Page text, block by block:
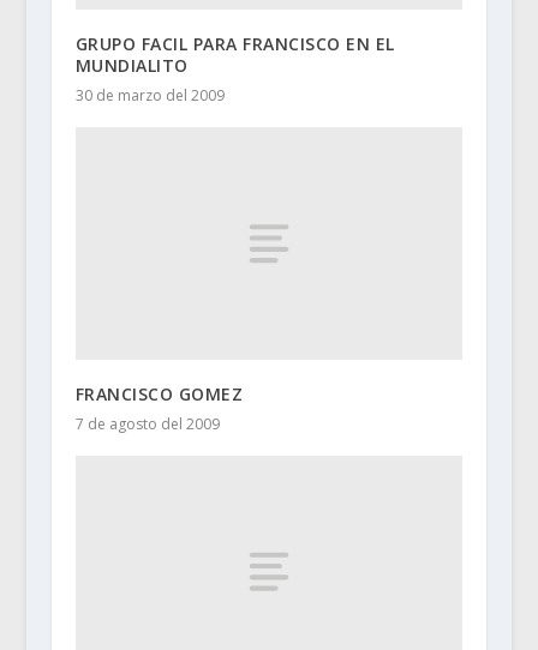
GRUPO FACIL PARA FRANCISCO EN EL
MUNDIALITO
30 de marzo del 2009
FRANCISCO GOMEZ
7 de agosto del 2009